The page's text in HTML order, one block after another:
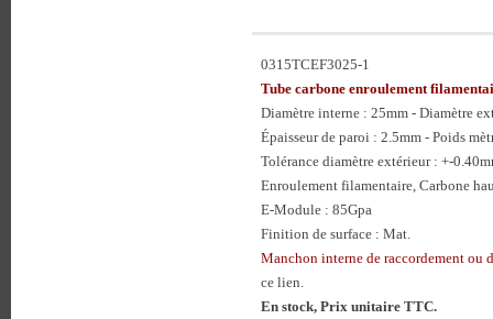
0315TCEF3025-1
Tube carbone enroulement
Diamètre interne : 25mm - Diamètre
Épaisseur de paroi : 2.5mm - Poids
Tolérance diamètre extérieur : +-
Enroulement filamentaire, Carbone
E-Module : 85Gpa
Finition de surface : Mat.
Manchon interne de raccordement ou
ce lien.
En stock, Prix unitaire TTC.